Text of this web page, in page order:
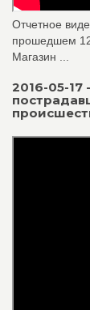
Отчетное
прошедшем
Магазин ...
2016-05-